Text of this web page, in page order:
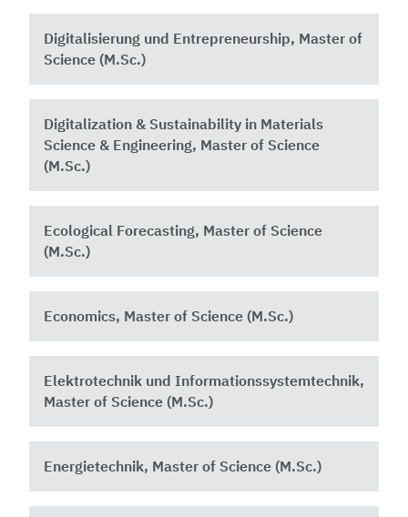
Digitalisierung und Entrepreneurship, Master of
Science (M.Sc.)
Digitalization & Sustainability in Materials
Science & Engineering, Master of Science
(M.Sc.)
Ecological Forecasting, Master of Science
(M.Sc.)
Economics, Master of Science (M.Sc.)
Elektrotechnik und Informationssystemtechnik,
Master of Science (M.Sc.)
Energietechnik, Master of Science (M.Sc.)